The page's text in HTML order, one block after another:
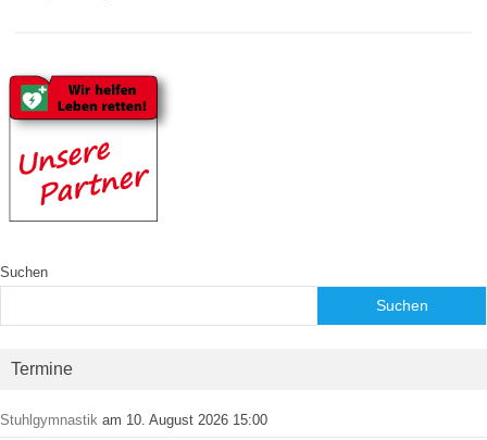
Suchen
Suchen
Termine
Stuhlgymnastik am 10. August 2026 15:00